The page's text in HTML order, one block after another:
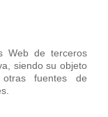
Web de terceros
siendo su objeto
fuentes de